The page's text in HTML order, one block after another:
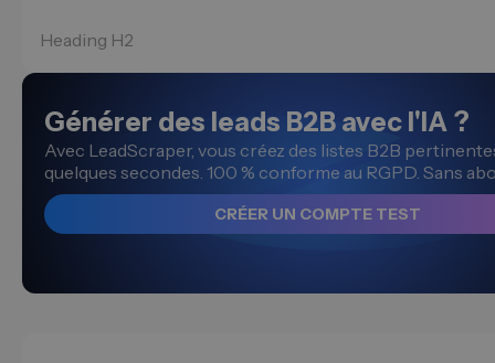
Heading H2
Générer des leads B2B avec l'IA ?
Avec LeadScraper, vous créez des listes B2B
quelques secondes. 100 % conforme au RGPD. Sans
CRÉER UN COMPTE TEST